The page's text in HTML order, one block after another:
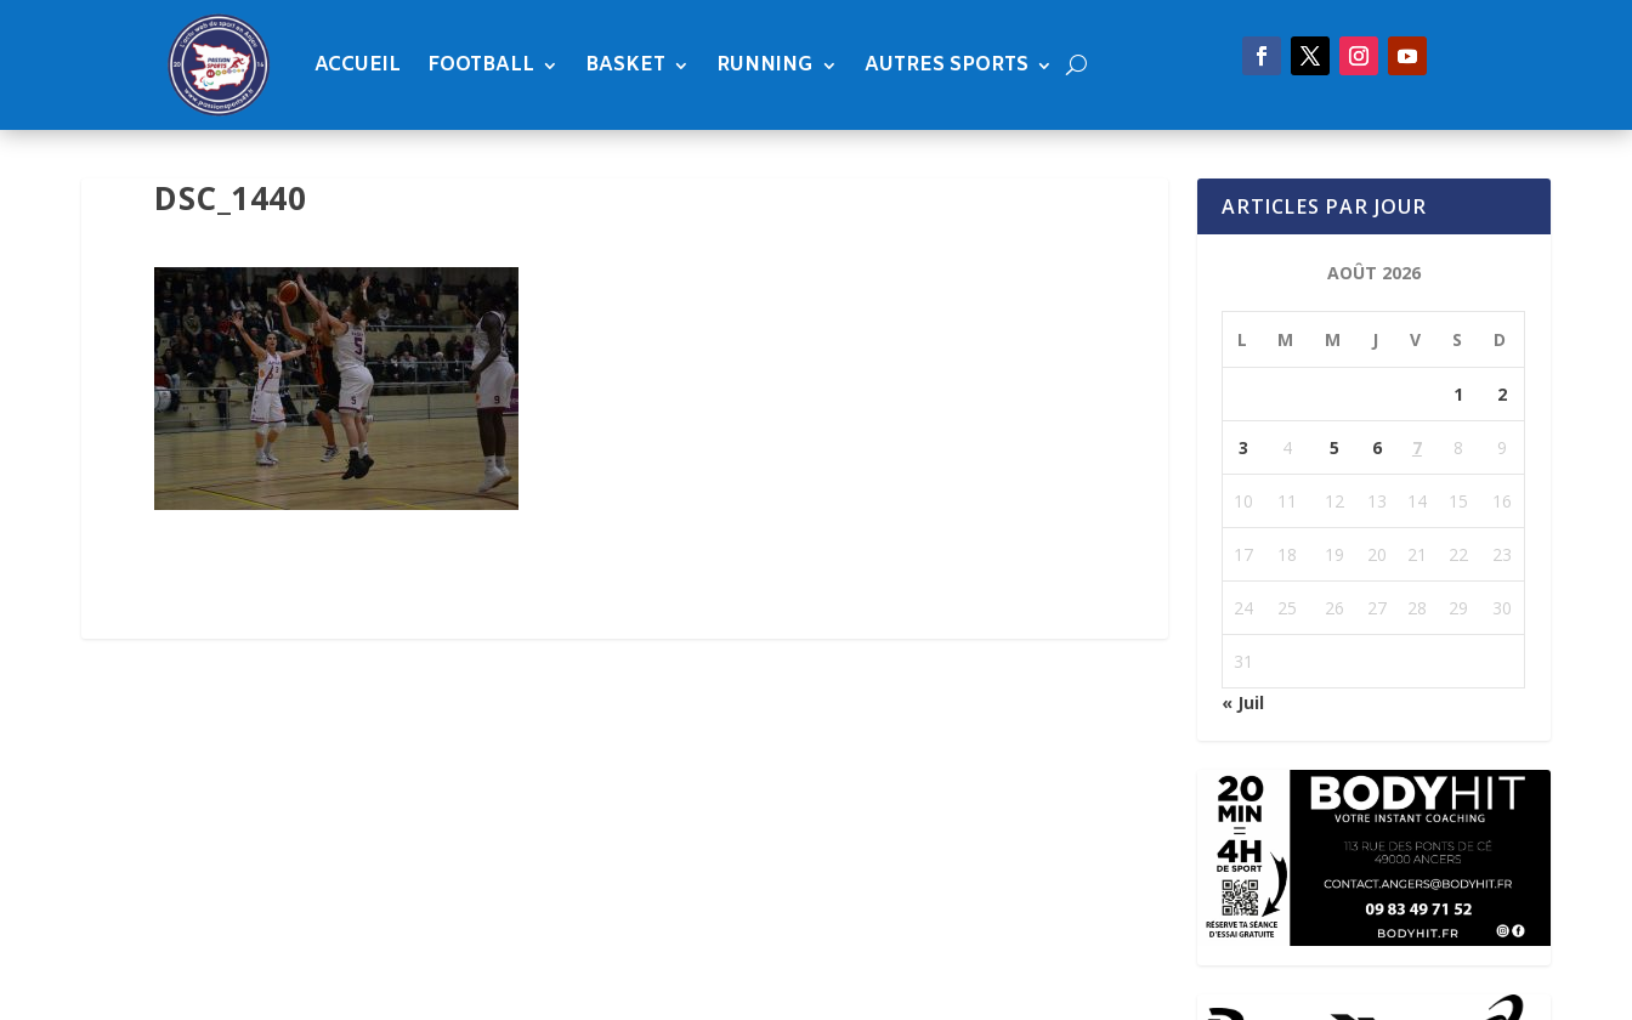
ACCUEIL FOOTBALL BASKET RUNNING AUTRES SPORTS
DSC_1440 ARTICLES PAR JOUR
AOÛT 2026
L M M J V S D
1 2
3 4 5 6 7 8 9
10 11 12 13 14 15 16
17 18 19 20 21 22 23
24 25 26 27 28 29 30
31
« Juil